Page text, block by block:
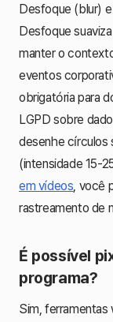
Desfoque (blur)
Desfoque
manter o
eventos
obrigatória para
LGPD sobre
desenhe círculos
(intensidade 15-
em vídeos, você
rastreamento de
É possível
programa?
Sim, ferramentas